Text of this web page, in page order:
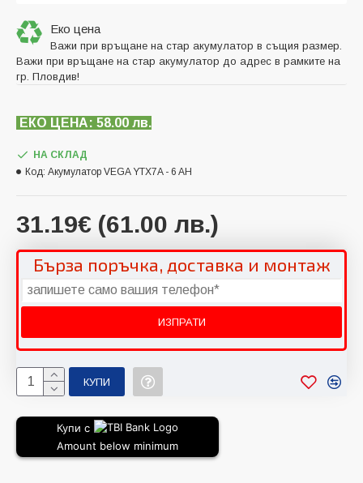
Еко цена
Важи при връщане на стар акумулатор в същия размер.
Важи при връщане на стар акумулатор до адрес в рамките на
гр. Пловдив!
ЕКО ЦЕНА: 58.00 лв.
31.19€ (61.00 лв.)
НА СКЛАД
Код: Акумулатор VEGA YTX7A - 6 AH
Бърза поръчка, доставка и монтаж
КУПИ
Купи с
Amount below minimum